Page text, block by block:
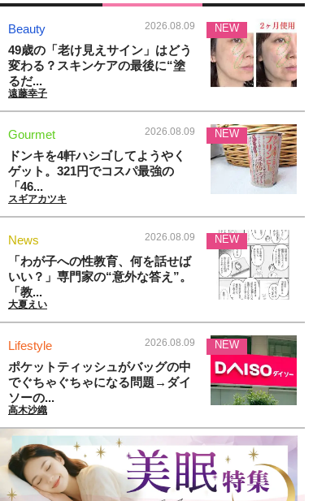
Beauty 2026.08.09
49歳の「老け見えサイン」はどう
変わる？スキンケアの最後に“塗
るだ...
遠藤幸子
NEW
Gourmet 2026.08.09
ドンキを4軒ハシゴしてようやく
ゲット。321円でコスパ最強の
「46...
スギアカツキ
NEW
News 2026.08.09
「わが子への性教育、何を話せば
いい？」専門家の“意外な答え”。
「教...
大夏えい
NEW
Lifestyle 2026.08.09
ポケットティッシュがバッグの中
でぐちゃぐちゃになる問題→ダイ
ソーの...
高木沙織
NEW